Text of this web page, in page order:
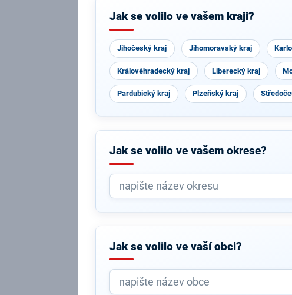
Jak se volilo ve vašem kraji?
Jihočeský kraj Jihomoravský kraj
Královéhradecký kraj Liberecký kraj
Pardubický kraj Plzeňský kraj
Jak se volilo ve vašem okrese?
Jak se volilo ve vaší obci?